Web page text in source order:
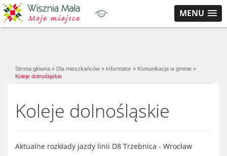
MENU
Strona główna » Dla mieszkańców » Informator » Komunikacja w gminie »
Koleje dolnośląskie
Koleje dolnośląskie
Aktualne rozkłady jazdy linii D8 Trzebnica - Wrocław